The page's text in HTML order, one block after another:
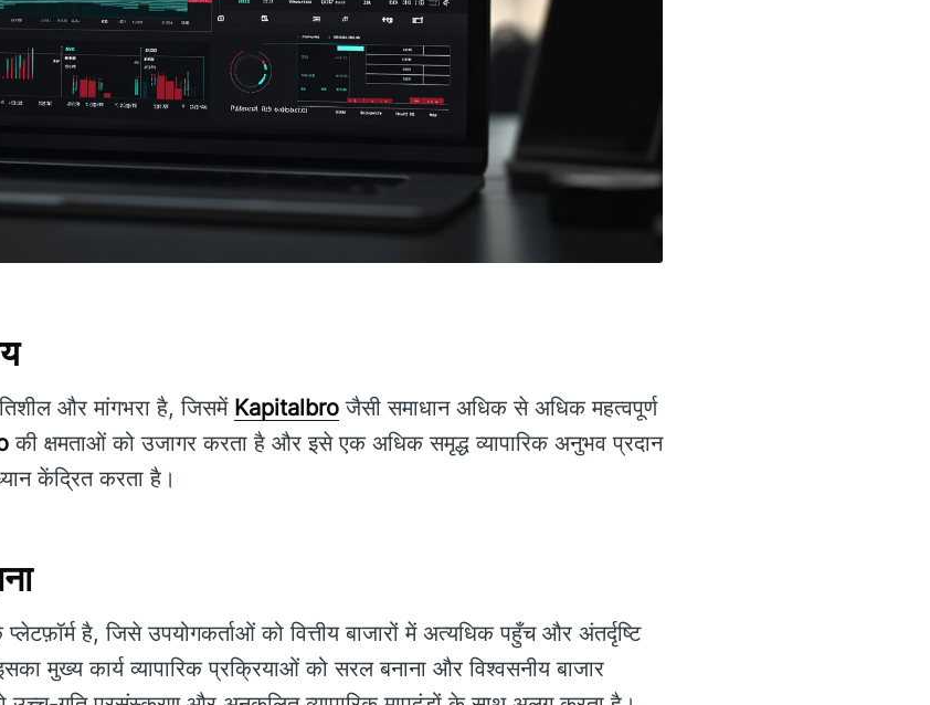
और मांगभरा है, जिसमें Kapitalbro जैसी समाधान अधिक से अधिक महत्वपूर्ण
की क्षमताओं को उजागर करता है और इसे एक अधिक समृद्ध व्यापारिक अनुभव प्रदान
केंद्रित करता है।
है, जिसे उपयोगकर्ताओं को वित्तीय बाजारों में अत्यधिक पहुँच और अंतर्दृष्टि
मुख्य कार्य व्यापारिक प्रक्रियाओं को सरल बनाना और विश्वसनीय बाजार